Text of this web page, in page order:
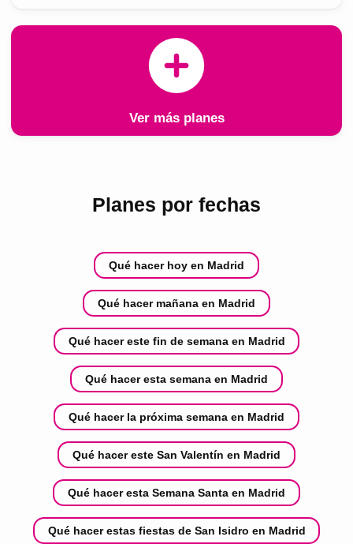
Ver más planes
Planes por fechas
Qué hacer hoy en Madrid
Qué hacer mañana en Madrid
Qué hacer este fin de semana en Madrid
Qué hacer esta semana en Madrid
Qué hacer la próxima semana en Madrid
Qué hacer este San Valentín en Madrid
Qué hacer esta Semana Santa en Madrid
Qué hacer estas fiestas de San Isidro en Madrid